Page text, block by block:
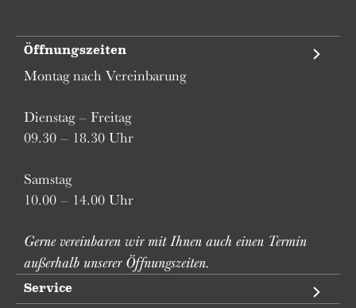
Öffnungszeiten
Montag nach Vereinbarung
Dienstag – Freitag
09.30 – 18.30 Uhr
Samstag
10.00 – 14.00 Uhr
Gerne vereinbaren wir mit Ihnen auch einen Termin
außerhalb unserer Öffnungszeiten.
Service